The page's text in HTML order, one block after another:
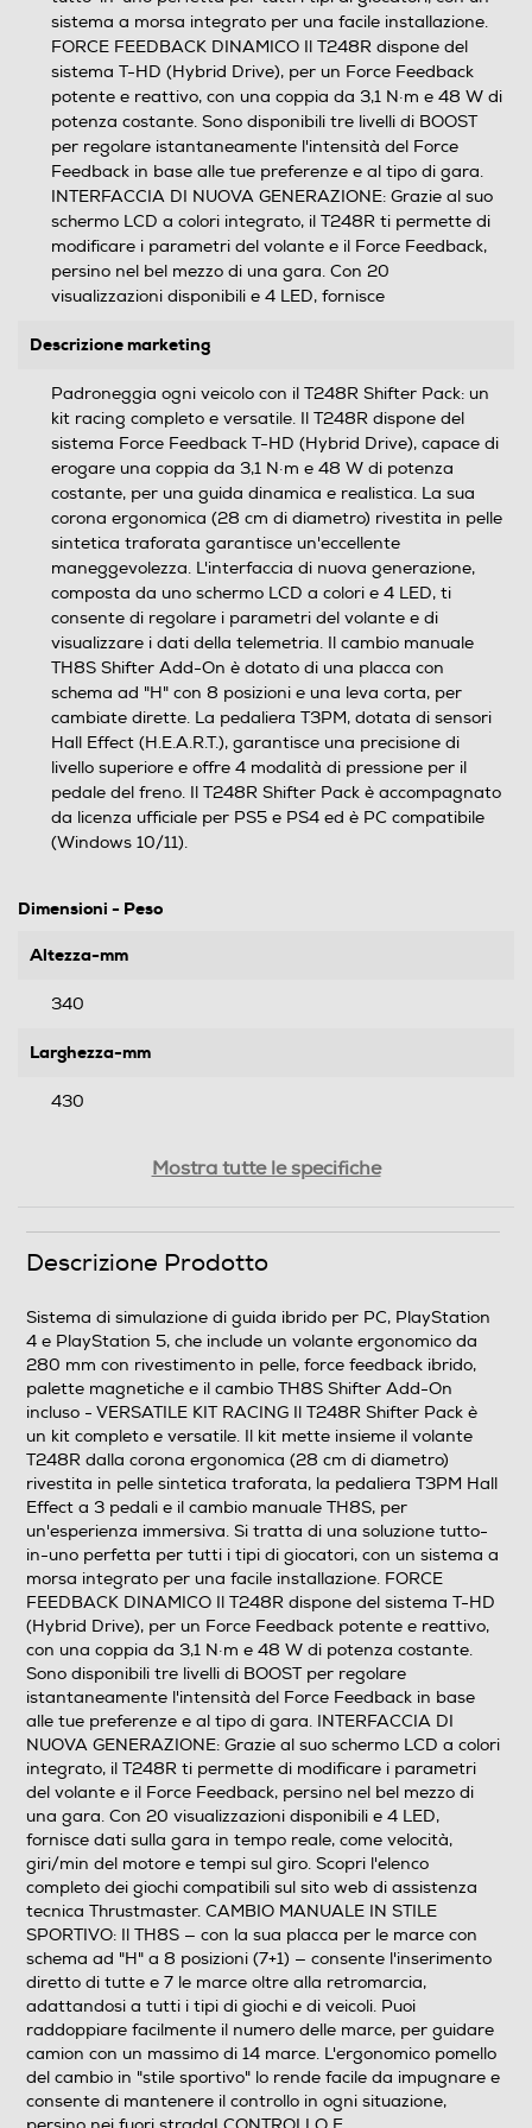
sistema a morsa integrato per una facile installazione.
FORCE FEEDBACK DINAMICO Il T248R dispone del
sistema T-HD (Hybrid Drive), per un Force Feedback
potente e reattivo, con una coppia da 3,1 N·m e 48 W di
potenza costante. Sono disponibili tre livelli di BOOST
per regolare istantaneamente l'intensità del Force
Feedback in base alle tue preferenze e al tipo di gara.
INTERFACCIA DI NUOVA GENERAZIONE: Grazie al suo
schermo LCD a colori integrato, il T248R ti permette di
modificare i parametri del volante e il Force Feedback,
persino nel bel mezzo di una gara. Con 20
visualizzazioni disponibili e 4 LED, fornisce
Descrizione marketing
Padroneggia ogni veicolo con il T248R Shifter Pack: un
kit racing completo e versatile. Il T248R dispone del
sistema Force Feedback T-HD (Hybrid Drive), capace di
erogare una coppia da 3,1 N·m e 48 W di potenza
costante, per una guida dinamica e realistica. La sua
corona ergonomica (28 cm di diametro) rivestita in pelle
sintetica traforata garantisce un'eccellente
maneggevolezza. L'interfaccia di nuova generazione,
composta da uno schermo LCD a colori e 4 LED, ti
consente di regolare i parametri del volante e di
visualizzare i dati della telemetria. Il cambio manuale
TH8S Shifter Add-On è dotato di una placca con
schema ad "H" con 8 posizioni e una leva corta, per
cambiate dirette. La pedaliera T3PM, dotata di sensori
Hall Effect (H.E.A.R.T.), garantisce una precisione di
livello superiore e offre 4 modalità di pressione per il
pedale del freno. Il T248R Shifter Pack è accompagnato
da licenza ufficiale per PS5 e PS4 ed è PC compatibile
(Windows 10/11).
Dimensioni - Peso
Altezza-mm
340
Larghezza-mm
430
Informazioni sulla sicurezza del prodotto
Clicca qui
Mostra tutte le specifiche
Descrizione Prodotto
Sistema di simulazione di guida ibrido per PC, PlayStation
4 e PlayStation 5, che include un volante ergonomico da
280 mm con rivestimento in pelle, force feedback ibrido,
palette magnetiche e il cambio TH8S Shifter Add-On
incluso - VERSATILE KIT RACING Il T248R Shifter Pack è
un kit completo e versatile. Il kit mette insieme il volante
T248R dalla corona ergonomica (28 cm di diametro)
rivestita in pelle sintetica traforata, la pedaliera T3PM Hall
Effect a 3 pedali e il cambio manuale TH8S, per
un'esperienza immersiva. Si tratta di una soluzione tutto-
in-uno perfetta per tutti i tipi di giocatori, con un sistema a
morsa integrato per una facile installazione. FORCE
FEEDBACK DINAMICO Il T248R dispone del sistema T-HD
(Hybrid Drive), per un Force Feedback potente e reattivo,
con una coppia da 3,1 N·m e 48 W di potenza costante.
Sono disponibili tre livelli di BOOST per regolare
istantaneamente l'intensità del Force Feedback in base
alle tue preferenze e al tipo di gara. INTERFACCIA DI
NUOVA GENERAZIONE: Grazie al suo schermo LCD a colori
integrato, il T248R ti permette di modificare i parametri
del volante e il Force Feedback, persino nel bel mezzo di
una gara. Con 20 visualizzazioni disponibili e 4 LED,
fornisce dati sulla gara in tempo reale, come velocità,
giri/min del motore e tempi sul giro. Scopri l'elenco
completo dei giochi compatibili sul sito web di assistenza
tecnica Thrustmaster. CAMBIO MANUALE IN STILE
SPORTIVO: Il TH8S — con la sua placca per le marce con
schema ad "H" a 8 posizioni (7+1) — consente l'inserimento
diretto di tutte e 7 le marce oltre alla retromarcia,
adattandosi a tutti i tipi di giochi e di veicoli. Puoi
raddoppiare facilmente il numero delle marce, per guidare
camion con un massimo di 14 marce. L'ergonomico pomello
del cambio in "stile sportivo" lo rende facile da impugnare e
consente di mantenere il controllo in ogni situazione,